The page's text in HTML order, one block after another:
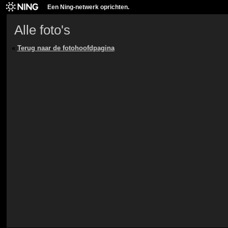
Een Ning-netwerk oprichten.
Alle foto's
« Terug naar de fotohoofdpagina